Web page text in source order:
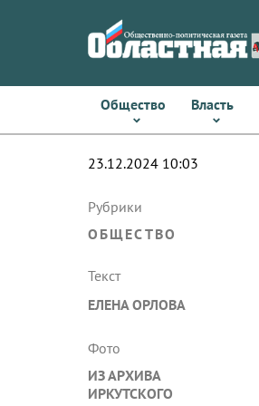
Общество Власть
23.12.2024 10:03
Рубрики
ОБЩЕСТВО
Текст
ЕЛЕНА ОРЛОВА
Фото
ИЗ АРХИВА
ИРКУТСКОГО